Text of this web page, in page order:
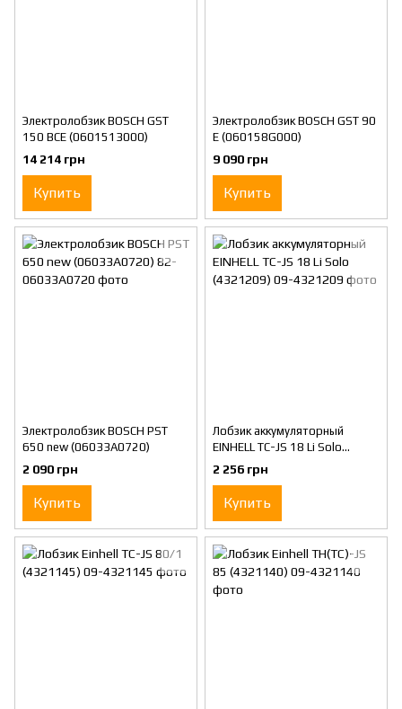
Электролобзик BOSCH GST
150 BCE (0601513000)
14 214 грн
Купить
Электролобзик BOSCH GST 90
E (060158G000)
9 090 грн
Купить
Электролобзик BOSCH PST
650 new (06033A0720)
2 090 грн
Купить
Лобзик аккумуляторный
EINHELL TC-JS 18 Li Solo
(4321209)
2 256 грн
Купить